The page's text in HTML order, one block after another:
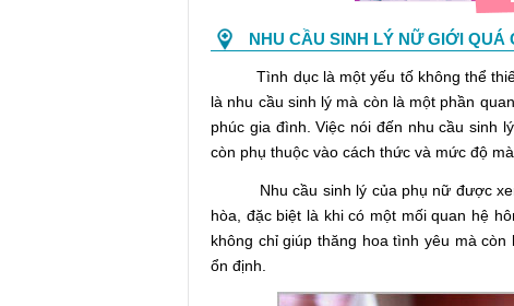
NHU CẦU SINH LÝ NỮ GIỚI QUÁ
Tình dục là một yếu tố không thể thiếu
là nhu cầu sinh lý mà còn là một phần
phúc gia đình. Việc nói đến nhu cầu sinh
còn phụ thuộc vào cách thức và mức độ
Nhu cầu sinh lý của phụ nữ được xem
hòa, đặc biệt là khi có một mối quan hệ
không chỉ giúp thăng hoa tình yêu mà
ổn định.